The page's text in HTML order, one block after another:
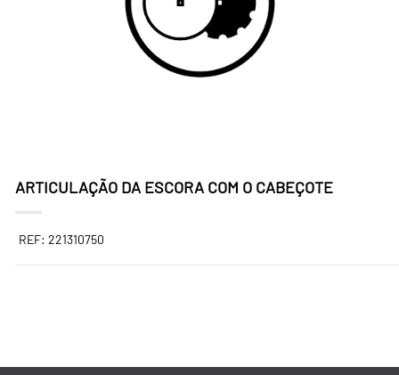
ARTICULAÇÃO DA ESCORA COM O CABEÇOTE
REF: 221310750